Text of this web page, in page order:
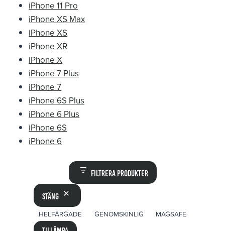
iPhone 11 Pro
iPhone XS Max
iPhone XS
iPhone XR
iPhone X
iPhone 7 Plus
iPhone 7
iPhone 6S Plus
iPhone 6 Plus
iPhone 6S
iPhone 6
Filtrera produkter
Stäng
ETIKETT
HELFÄRGADE GENOMSKINLIG MAGSAFE